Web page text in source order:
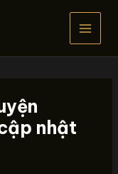
nhật